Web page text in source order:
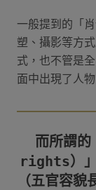
一般提到的「
塑、攝影等方
式，也不管是
面中出現了人
而所謂
rights）」
（五官容